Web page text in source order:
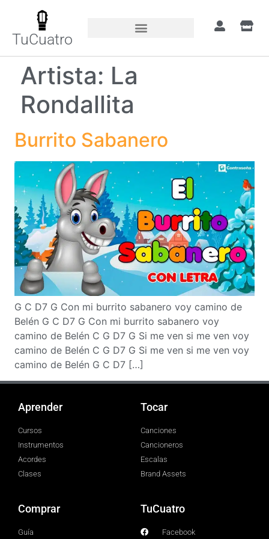
TuCuatro
Artista: La
Rondallita
Burrito Sabanero
G C D7 G Con mi burrito sabanero voy camino de
Belén G C D7 G Con mi burrito sabanero voy
camino de Belén C G D7 G Si me ven si me ven voy
camino de Belén C G D7 G Si me ven si me ven voy
camino de Belén G C D7 […]
Aprender
Cursos
Instrumentos
Acordes
Clases
Tocar
Canciones
Cancioneros
Escalas
Brand Assets
Comprar
Guía
TuCuatro
Facebook